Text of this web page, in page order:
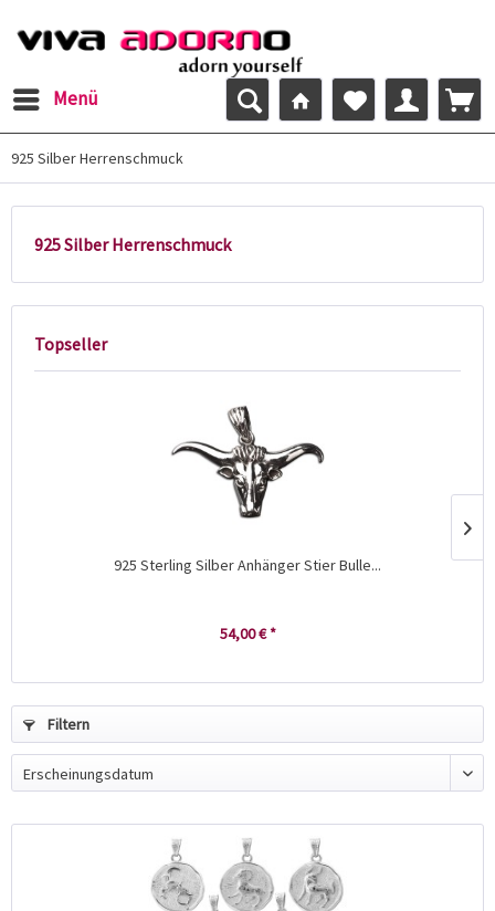
Menü
925 Silber Herrenschmuck
925 Silber Herrenschmuck
Topseller
925 Sterling Silber Anhänger Stier Bulle...
54,00 € *
Filtern